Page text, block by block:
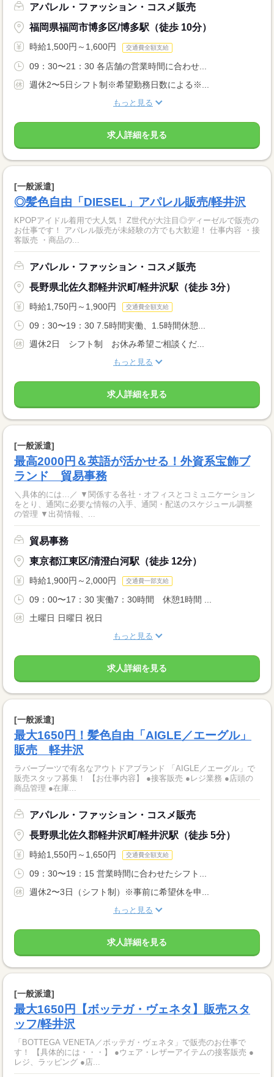
アパレル・ファッション・コスメ販売
福岡県福岡市博多区/博多駅（徒歩 10分）
時給1,500円～1,600円 交通費全額支給
09：30〜21：30 各店舗の営業時間に合わせ...
週休2〜5日シフト制※希望勤務日数による※...
もっと見る
求人詳細を見る
[一般派遣]
◎髪色自由「DIESEL」アパレル販売/軽井沢
KPOPアイドル着用で大人気！ Z世代が大注目◎ディーゼルで販売の
お仕事です！ アパレル販売が未経験の方でも大歓迎！ 仕事内容 ・接
客販売 ・商品の...
アパレル・ファッション・コスメ販売
長野県北佐久郡軽井沢町/軽井沢駅（徒歩 3分）
時給1,750円～1,900円 交通費全額支給
09：30〜19：30 7.5時間実働、1.5時間休憩...
週休2日 シフト制 お休み希望ご相談くだ...
もっと見る
求人詳細を見る
[一般派遣]
最高2000円＆英語が活かせる！外資系宝飾ブ
ランド 貿易事務
＼具体的には…／ ▼関係する各社・オフィスとコミュニケーション
をとり、通関に必要な情報の入手、通関・配送のスケジュール調整
の管理 ▼出荷情報、...
貿易事務
東京都江東区/清澄白河駅（徒歩 12分）
時給1,900円～2,000円 交通費一部支給
09：00〜17：30 実働7：30時間 休憩1時間 ...
土曜日 日曜日 祝日
もっと見る
求人詳細を見る
[一般派遣]
最大1650円！髪色自由「AIGLE／エーグル」
販売 軽井沢
ラバーブーツで有名なアウトドアブランド 「AIGLE／エーグル」で
販売スタッフ募集！ 【お仕事内容】 ●接客販売 ●レジ業務 ●店頭の
商品管理 ●在庫...
アパレル・ファッション・コスメ販売
長野県北佐久郡軽井沢町/軽井沢駅（徒歩 5分）
時給1,550円～1,650円 交通費全額支給
09：30〜19：15 営業時間に合わせたシフト...
週休2〜3日（シフト制）※事前に希望休を申...
もっと見る
求人詳細を見る
[一般派遣]
最大1650円【ボッテガ・ヴェネタ】販売スタ
ッフ/軽井沢
「BOTTEGA VENETA／ボッテガ・ヴェネタ」で販売のお仕事で
す！ 【具体的には・・・】 ●ウェア・レザーアイテムの接客販売 ●
レジ、ラッピング ●店...